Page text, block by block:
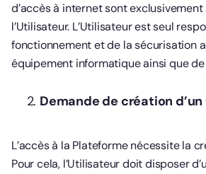
d’accès à internet sont
l’Utilisateur. L’Utilisateur est seul
fonctionnement et de la sécurisation
équipement informatique ainsi que
Demande de création
L’accès à la Plateforme nécessite la
Pour cela, l’Utilisateur doit disposer